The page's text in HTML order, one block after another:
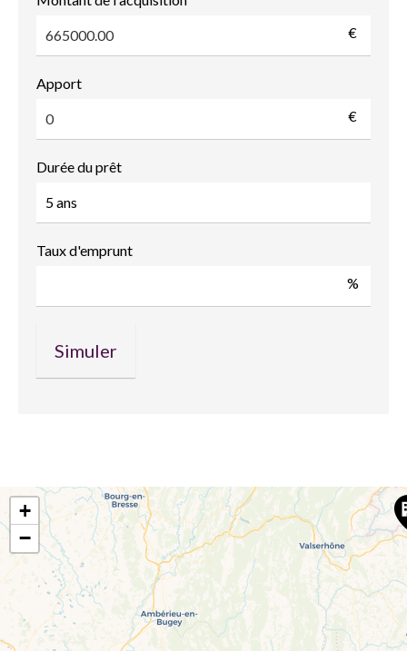
€
Apport
€
Durée du prêt
Taux d'emprunt
%
+
−